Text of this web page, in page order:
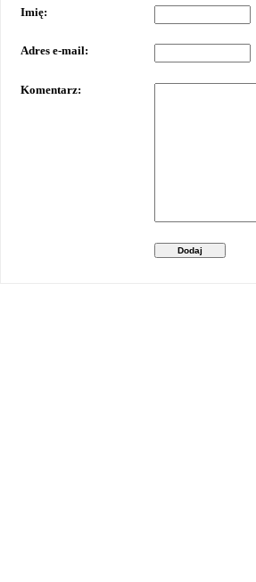
Imię:
Adres e-mail:
Komentarz:
Dodaj